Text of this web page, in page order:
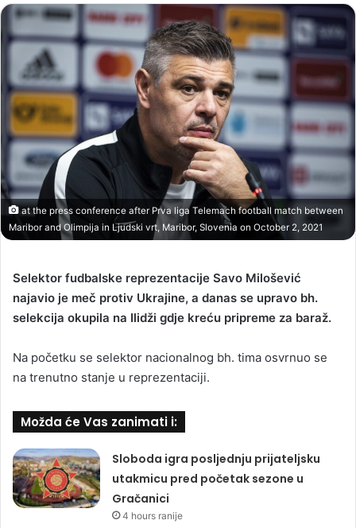
at the press conference after Prva liga Telemach football match between
Maribor and Olimpija in Ljudski vrt, Maribor, Slovenia on October 2, 2021
Selektor fudbalske reprezentacije Savo Milošević
najavio je meč protiv Ukrajine, a danas se upravo bh.
selekcija okupila na Ilidži gdje kreću pripreme za baraž.
Na početku se selektor nacionalnog bh. tima osvrnuo se
na trenutno stanje u reprezentaciji.
Možda će Vas zanimati i:
Sloboda igra posljednju prijateljsku
utakmicu pred početak sezone u
Gračanici
4 hours ranije